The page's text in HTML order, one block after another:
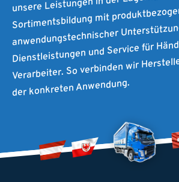
Sortimentsbildung mit
anwendungstechnischer
Dienstleistungen und Service für
Verarbeiter. So verbinden wir
der konkreten Anwendung.